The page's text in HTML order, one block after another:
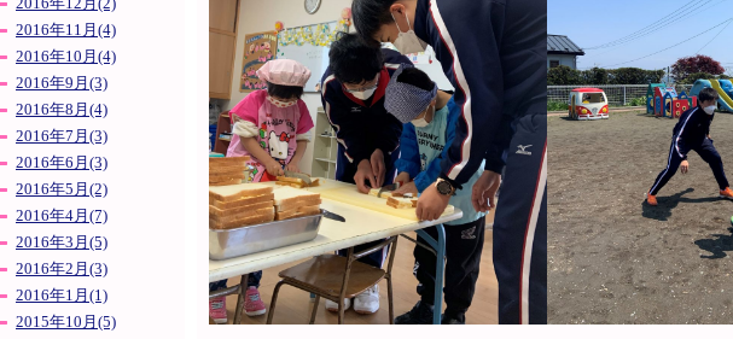
2016年12月(2)
2016年11月(4)
2016年10月(4)
2016年9月(3)
2016年8月(4)
2016年7月(3)
2016年6月(3)
2016年5月(2)
2016年4月(7)
2016年3月(5)
2016年2月(3)
2016年1月(1)
2015年10月(5)